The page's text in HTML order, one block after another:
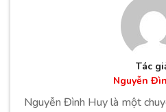
Tác
Nguyễn
Nguyễn Đình Huy là một